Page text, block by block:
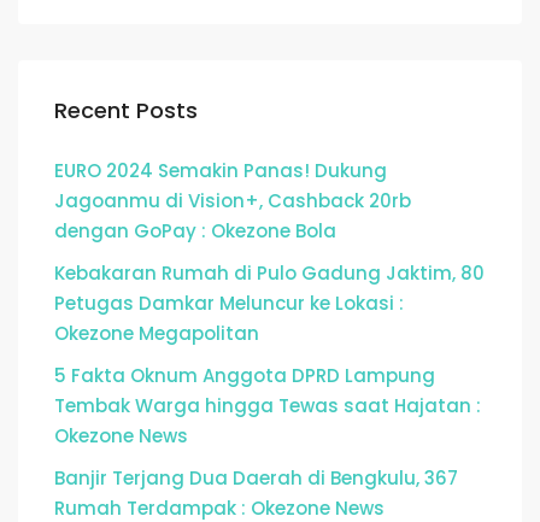
Recent Posts
EURO 2024 Semakin Panas! Dukung
Jagoanmu di Vision+, Cashback 20rb
dengan GoPay : Okezone Bola
Kebakaran Rumah di Pulo Gadung Jaktim, 80
Petugas Damkar Meluncur ke Lokasi :
Okezone Megapolitan
5 Fakta Oknum Anggota DPRD Lampung
Tembak Warga hingga Tewas saat Hajatan :
Okezone News
Banjir Terjang Dua Daerah di Bengkulu, 367
Rumah Terdampak : Okezone News